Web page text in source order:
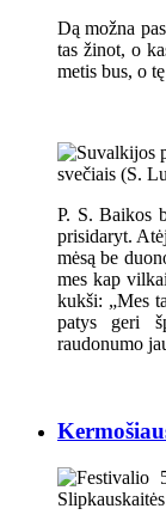
Dą možna
tas žinot, o
metis bus, o
P. S. Baikos
prisidaryt.
mėsą be
mes kap
kukši: „Mes
patys geri
raudonumo